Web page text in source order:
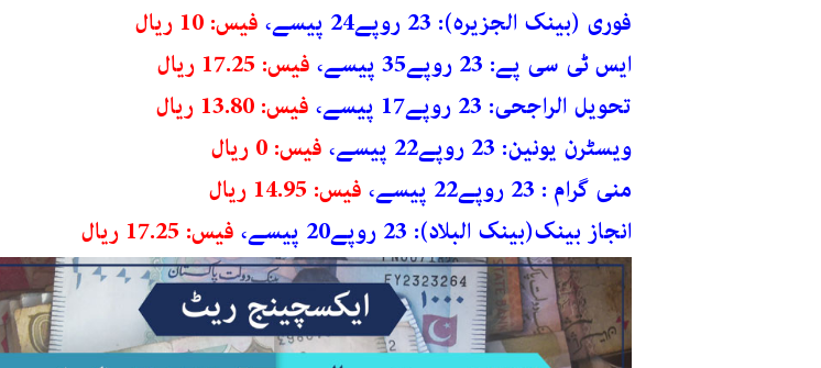
فوری (بینک الجزیرہ): 23 روپے24 پیسے،
فیس: 10 ریال
ایس ٹی سی پے: 23 روپے35 پیسے،
فیس: 17.25 ریال
تحویل الراجحی: 23 روپے17 پیسے،
فیس: 13.80 ریال
ویسٹرن یونین: 23 روپے22 پیسے،
فیس: 0 ریال
منی گرام : 23 روپے22 پیسے،
فیس: 14.95 ریال
انجاز بینک(بینک البلاد): 23 روپے20 پیسے،
فیس: 17.25 ریال